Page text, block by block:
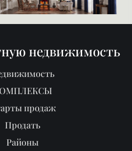
недвижимость
продаж
Продать
Районы